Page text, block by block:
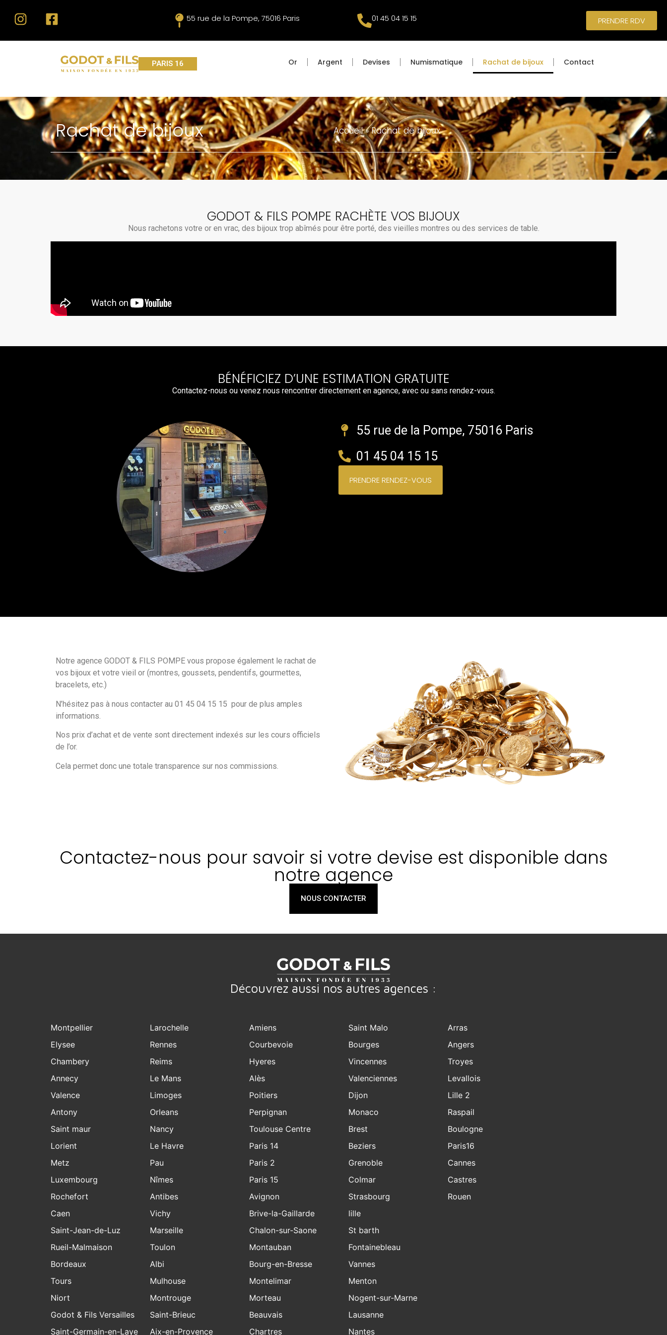
55 rue de la Pompe, 75016 Paris 01 45 04 15 15 PRENDRE RDV
PARIS 16 Or Argent Devises Numismatique Rachat de bijoux Contact
Rachat de bijoux Accueil»Rachat de bijoux
GODOT & FILS POMPE RACHÈTE VOS BIJOUX
Nous rachetons votre or en vrac, des bijoux trop abîmés pour être porté, des vieilles montres ou des services de table.
BÉNÉFICIEZ D’UNE ESTIMATION GRATUITE
Contactez-nous ou venez nous rencontrer directement en agence, avec ou sans rendez-vous.
55 rue de la Pompe, 75016 Paris
01 45 04 15 15
PRENDRE RENDEZ-VOUS
Notre agence GODOT & FILS POMPE vous propose également le rachat de
vos bijoux et votre vieil or (montres, goussets, pendentifs, gourmettes,
bracelets, etc.)
N’hésitez pas à nous contacter au 01 45 04 15 15 pour de plus amples
informations.
Nos prix d’achat et de vente sont directement indexés sur les cours officiels
de l’or.
Cela permet donc une totale transparence sur nos commissions.
Contactez-nous pour savoir si votre devise est disponible dans
notre agence
NOUS CONTACTER
Découvrez aussi nos autres agences :
Montpellier
Elysee
Chambery
Annecy
Valence
Antony
Saint maur
Lorient
Metz
Luxembourg
Rochefort
Larochelle
Rennes
Reims
Le Mans
Limoges
Orleans
Nancy
Le Havre
Pau
Nîmes
Antibes
Amiens
Courbevoie
Hyeres
Alès
Poitiers
Perpignan
Toulouse Centre
Paris 14
Paris 2
Paris 15
Avignon
Saint Malo
Bourges
Vincennes
Valenciennes
Dijon
Monaco
Brest
Beziers
Grenoble
Colmar
Strasbourg
Arras
Angers
Troyes
Levallois
Lille 2
Raspail
Boulogne
Paris16
Cannes
Castres
Rouen
Caen
Saint-Jean-de-Luz
Rueil-Malmaison
Bordeaux
Tours
Niort
Godot & Fils Versailles
Saint-Germain-en-Laye
Vichy
Marseille
Toulon
Albi
Mulhouse
Montrouge
Saint-Brieuc
Aix-en-Provence
Brive-la-Gaillarde
Chalon-sur-Saone
Montauban
Bourg-en-Bresse
Montelimar
Morteau
Beauvais
Chartres
lille
St barth
Fontainebleau
Vannes
Menton
Nogent-sur-Marne
Lausanne
Nantes